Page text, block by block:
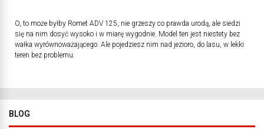
O, to może byłby Romet ADV 125, nie grzeszy co prawda urodą, ale siedzi
się na nim dosyć wysoko i w miarę wygodnie. Model ten jest niestety bez
wałka wyrównoważającego. Ale pojedziesz nim nad jezioro, do lasu, w lekki
teren bez problemu.
BLOG